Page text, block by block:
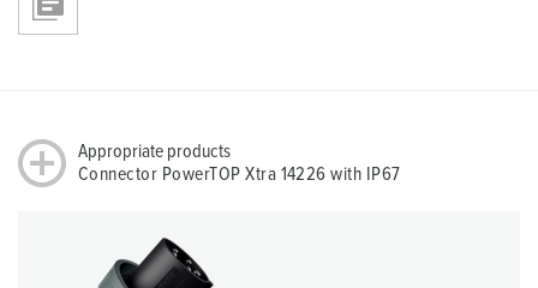
Appropriate products
Connector PowerTOP Xtra 14226 with IP67